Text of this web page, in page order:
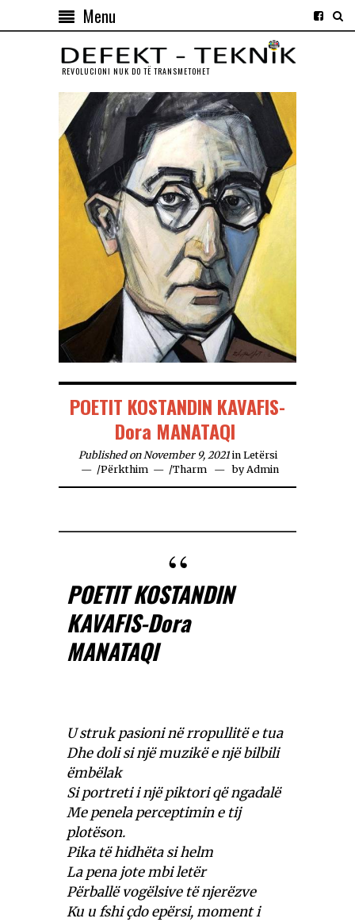
Menu
REVOLUCIONI NUK DO TЁ TRANSMETOHET
POETIT KOSTANDIN KAVAFIS-
Dora MANATAQI
Published on November 9, 2021 in Letërsi
/Përkthim /Tharm byAdmin
POETIT KOSTANDIN
KAVAFIS-Dora
MANATAQI
U struk pasioni në rropullitë e tua
Dhe doli si një muzikë e një bilbili
ëmbëlak
Si portreti i një piktori që ngadalë
Me penela perceptimin e tij
plotëson.
Pika të hidhëta si helm
La pena jote mbi letër
Përballë vogëlsive të njerëzve
Ku u fshi çdo epërsi, moment i